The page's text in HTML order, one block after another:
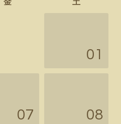
金 土
01
07 08